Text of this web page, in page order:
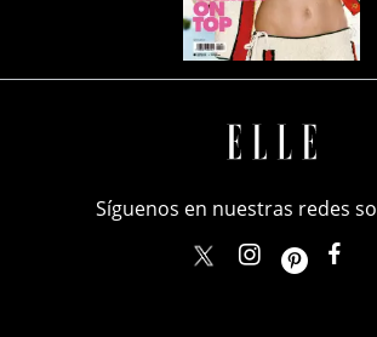
Síguenos en nuestras redes
elle_mexico